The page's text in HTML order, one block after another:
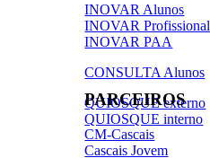
INOVAR Alunos
INOVAR Profissional
INOVAR PAA
CONSULTA Alunos
QUIOSQUE externo
QUIOSQUE interno
PARCEIROS
CM-Cascais
Cascais Jovem